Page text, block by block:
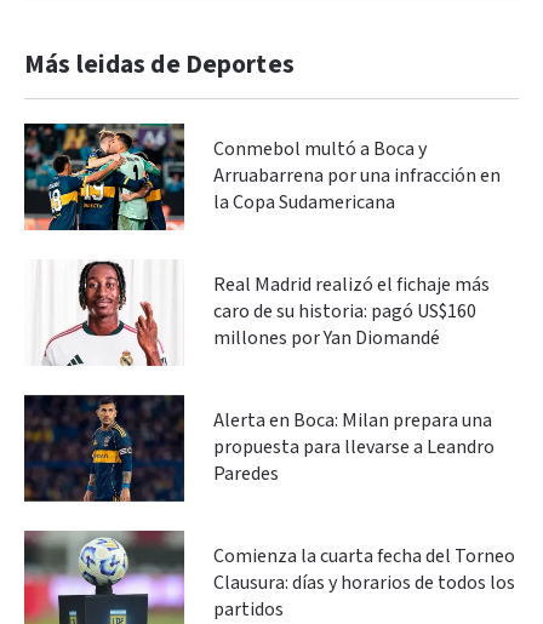
Más leidas de Deportes
Conmebol multó a Boca y
Arruabarrena por una infracción en
la Copa Sudamericana
Real Madrid realizó el fichaje más
caro de su historia: pagó US$160
millones por Yan Diomandé
Alerta en Boca: Milan prepara una
propuesta para llevarse a Leandro
Paredes
Comienza la cuarta fecha del Torneo
Clausura: días y horarios de todos los
partidos